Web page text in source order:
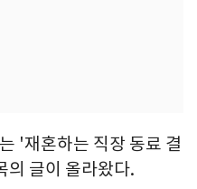
'재혼하는 직장 동료 결
의 글이 올라왔다.